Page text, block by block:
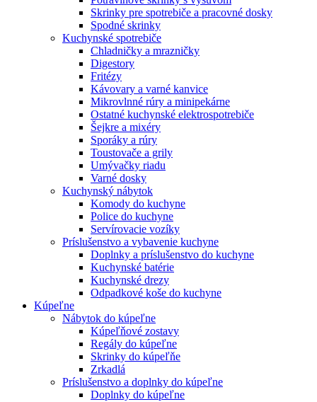
Skrinky pre spotrebiče a pracovné dosky
Spodné skrinky
Kuchynské spotrebiče
Chladničky a mrazničky
Digestory
Fritézy
Kávovary a varné kanvice
Mikrovlnné rúry a minipekárne
Ostatné kuchynské elektrospotrebiče
Šejkre a mixéry
Sporáky a rúry
Toustovače a grily
Umývačky riadu
Varné dosky
Kuchynský nábytok
Komody do kuchyne
Police do kuchyne
Servírovacie vozíky
Príslušenstvo a vybavenie kuchyne
Doplnky a príslušenstvo do kuchyne
Kuchynské batérie
Kuchynské drezy
Odpadkové koše do kuchyne
Kúpeľne
Nábytok do kúpeľne
Kúpeľňové zostavy
Regály do kúpeľne
Skrinky do kúpeľňe
Zrkadlá
Príslušenstvo a doplnky do kúpeľne
Doplnky do kúpeľne